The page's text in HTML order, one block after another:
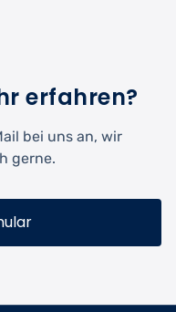
erfahren?
bei uns an, wir
gerne.